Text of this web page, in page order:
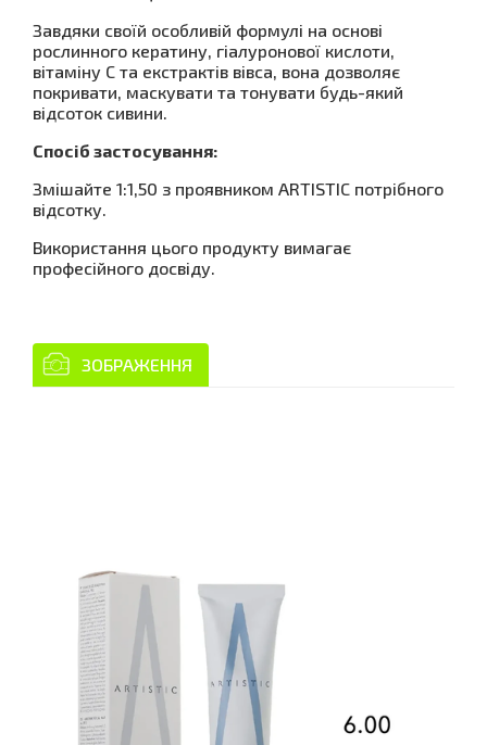
Завдяки своїй особливій формулі на основі
рослинного кератину, гіалуронової кислоти,
вітаміну С та екстрактів вівса, вона дозволяє
покривати, маскувати та тонувати будь-який
відсоток сивини.
Спосіб застосування:
Змішайте 1:1,50 з проявником ARTISTIC потрібного
відсотку.
Використання цього продукту вимагає
професійного досвіду.
ЗОБРАЖЕННЯ